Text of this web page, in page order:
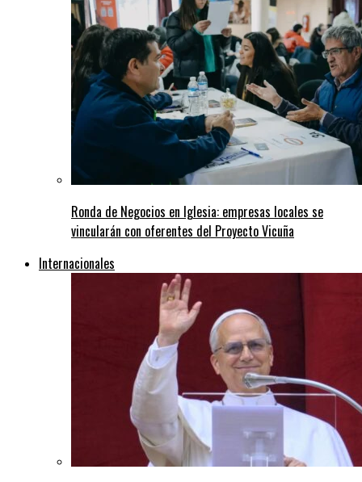
Ronda de Negocios en Iglesia: empresas locales se
vincularán con oferentes del Proyecto Vicuña
Internacionales